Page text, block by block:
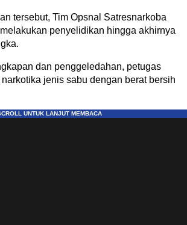
tersebut, Tim Opsnal Satresnarkoba
penyelidikan hingga akhirnya
dan penggeledahan, petugas
jenis sabu dengan berat bersih